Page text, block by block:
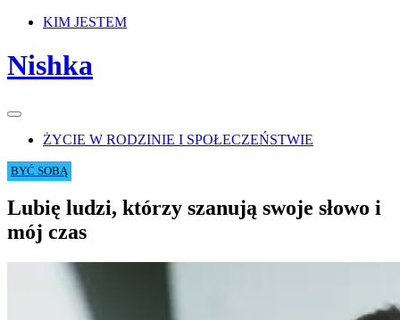
Skip
content
KIM JESTEM
Nishka
Menu
ŻYCIE W RODZINIE I SPOŁECZEŃSTWIE
BYĆ SOBĄ
Lubię ludzi, którzy szanują swoje słowo i
mój czas